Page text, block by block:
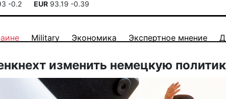
-0.2 EUR 93.19 -0.39
Military Экономика Экспертное мнение
изменить немецкую